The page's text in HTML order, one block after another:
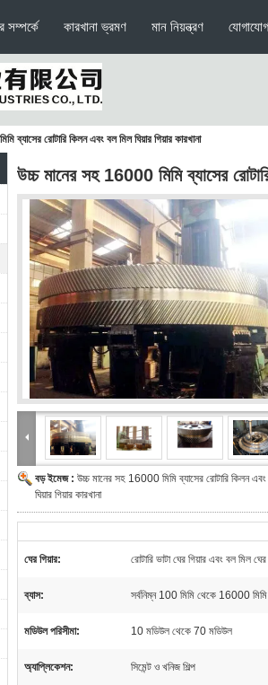
সম্পর্কে কারখানা ভ্রমণ মান নিয়ন্ত্রণ
ব্যাসের রোটারি কিলন এবং বল মিল ঘিয়ার গিয়ার কারখানা
উচ্চ মানের সহ 16000 মিমি ব্যাসের
বড় ইমেজ : উচ্চ মানের সহ 16000 মিমি ব্যাসের রোটারি কিলন
ঘিয়ার গিয়ার কারখানা
ঘের গিয়ার: রোটারি ভাটা ঘের গিয়ার এবং বল মিল ঘের
ব্যাস: সর্বনিম্ন 100 মিমি থেকে 16000 মিমি
মডিউল পরিসীমা: 10 মডিউল থেকে 70 মডিউল
অ্যাপ্লিকেশন: সিমেন্ট ও খনিজ শিল্প